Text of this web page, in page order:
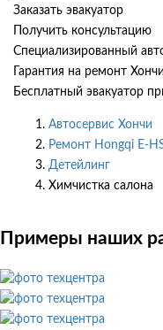
Заказать эвакуатор
Получить консультацию
Специализированный
Гарантия на ремонт
Бесплатный эвакуатор
Автосервис Хончи
Ремонт Hongqi E-
Детейлинг
Химчистка салона
Примеры наших